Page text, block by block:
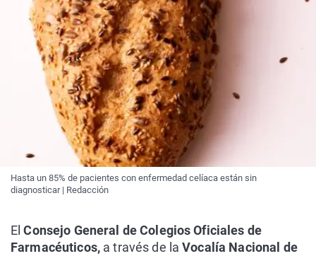
Hasta un 85% de pacientes con enfermedad celíaca están sin
diagnosticar | Redacción
ElConsejo General de Colegios Oficiales de
Farmacéuticos,a través de la Vocalía Nacional de